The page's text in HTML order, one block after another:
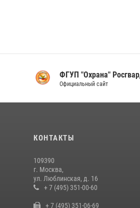
ФГУП "Охрана"
Официальный сайт
КОНТАКТЫ
109390
г. Москва,
ул. Люблинская, д. 16
+ 7 (495) 351-00-60
+ 7 (495) 351-06-69